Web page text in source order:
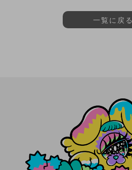
一覧に戻る